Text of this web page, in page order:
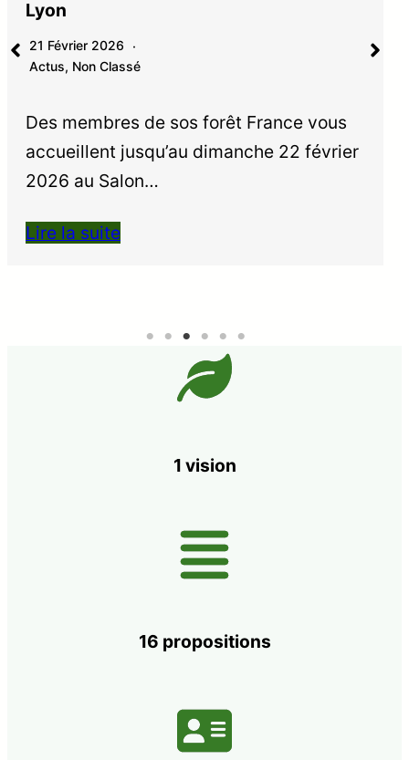
Lyon
21 Février 2026
Actus, Non Classé
Des membres de sos forêt France vous
accueillent jusqu’au dimanche 22 février
2026 au Salon…
Lire la suite
1 vision
16 propositions